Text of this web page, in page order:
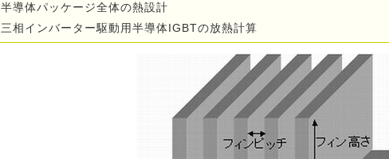
半導体パッケージ全体の熱設計
三相インバーター駆動用半導体IGBTの放熱計算